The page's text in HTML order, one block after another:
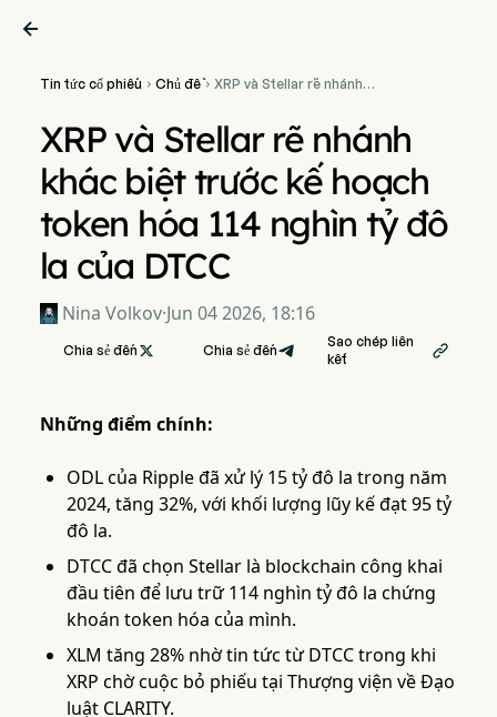

Tin tức cổ phiếu  Chủ đề XRP và Stellar rẽ nhánh
của DTCC
XRP và Stellar rẽ nhánh
khác biệt trước kế hoạch
token hóa 114 nghìn tỷ đô
la của DTCC
Nina Volkov·Jun 04 2026, 18:16
Chia sẻ đến  Chia sẻ đến
Sao chép liên
kết

Những điểm chính:
ODL của Ripple đã xử lý 15 tỷ đô la trong năm
2024, tăng 32%, với khối lượng lũy kế đạt 95 tỷ
đô la.
DTCC đã chọn Stellar là blockchain công khai
đầu tiên để lưu trữ 114 nghìn tỷ đô la chứng
khoán token hóa của mình.
XLM tăng 28% nhờ tin tức từ DTCC trong khi
XRP chờ cuộc bỏ phiếu tại Thượng viện về Đạo
luật CLARITY.